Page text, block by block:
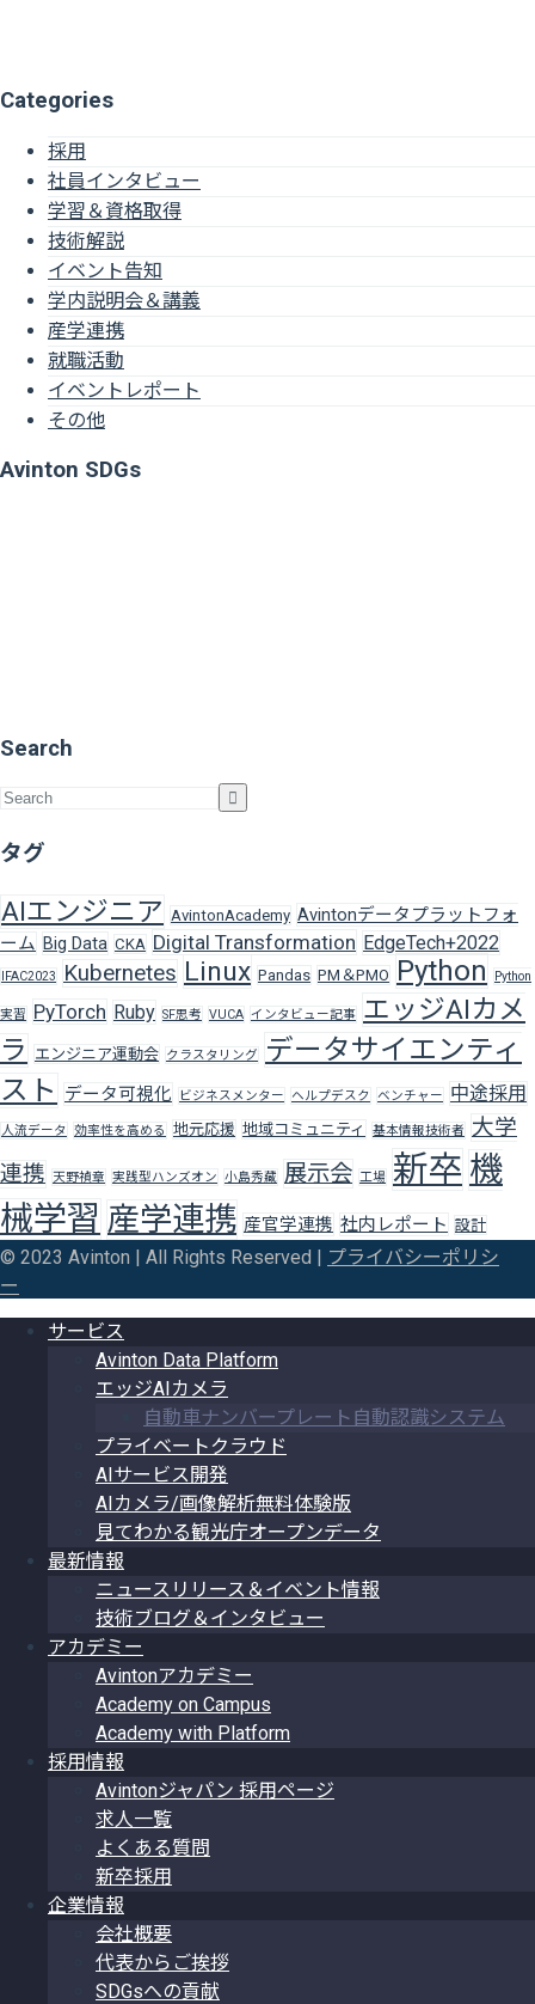
Categories
採用
社員インタビュー
学習＆資格取得
技術解説
イベント告知
学内説明会＆講義
産学連携
就職活動
イベントレポート
その他
Avinton SDGs
Search
タグ
AIエンジニア AvintonAcademy Avintonデータプラットフォ
ーム Big Data CKA Digital Transformation EdgeTech+2022
IFAC2023 Kubernetes Linux Pandas PM＆PMO Python Python
実習 PyTorch Ruby SF思考 VUCA インタビュー記事 エッジAIカメ
ラ
エンジニア運動会 クラスタリング
データサイエンティ
スト
データ可視化 ビジネスメンター ヘルプデスク ベンチャー 中途採用
人流データ 効率性を高める 地元応援 地域コミュニティ 基本情報技術者
大学
連携 天野禎章 実践型ハンズオン 小島秀藏 展示会 工場 新卒 機
械学習 産学連携 産官学連携 社内レポート 設計
© 2023 Avinton | All Rights Reserved | プライバシーポリシ
ー
サービス
Avinton Data Platform
エッジAIカメラ
自動車ナンバープレート自動認識システム
プライベートクラウド
AIサービス開発
AIカメラ/画像解析無料体験版
見てわかる観光庁オープンデータ
最新情報
ニュースリリース＆イベント情報
技術ブログ＆インタビュー
アカデミー
Avintonアカデミー
Academy on Campus
Academy with Platform
採用情報
Avintonジャパン 採用ページ
求人一覧
よくある質問
新卒採用
企業情報
会社概要
代表からご挨拶
SDGsへの貢献